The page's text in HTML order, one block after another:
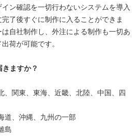
ン確認を一切行わないシステムを導入
了後すぐに制作に入ることができま
自社制作し、外注による制作も一切あ
荷が可能です。
ますか？
関東、東海、近畿、北陸、中国、四
、沖縄、九州の一部
島